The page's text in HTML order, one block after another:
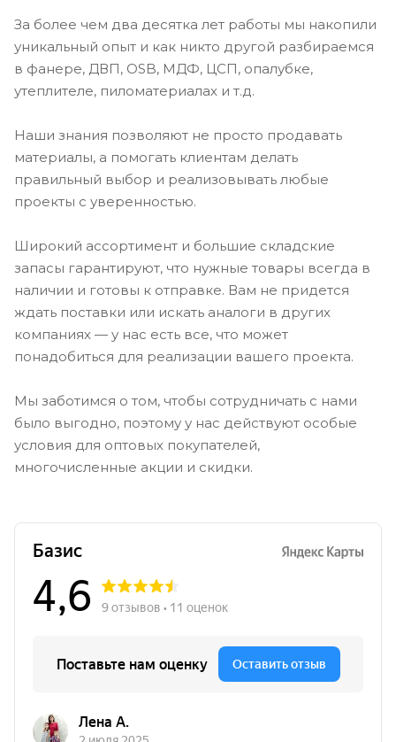
За более чем два десятка лет работы мы накопили
уникальный опыт и как никто другой разбираемся
в фанере, ДВП, OSB, МДФ, ЦСП, опалубке,
утеплителе, пиломатериалах и т.д.
Наши знания позволяют не просто продавать
материалы, а помогать клиентам делать
правильный выбор и реализовывать любые
проекты с уверенностью.
Широкий ассортимент и большие складские
запасы гарантируют, что нужные товары всегда в
наличии и готовы к отправке. Вам не придется
ждать поставки или искать аналоги в других
компаниях — у нас есть все, что может
понадобиться для реализации вашего проекта.
Мы заботимся о том, чтобы сотрудничать с нами
было выгодно, поэтому у нас действуют особые
условия для оптовых покупателей,
многочисленные акции и скидки.